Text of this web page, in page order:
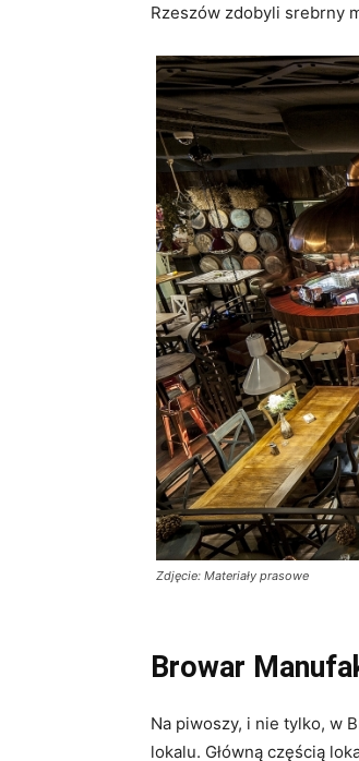
Rzeszów zdobyli srebrny
Zdjęcie: Materiały prasowe
Browar
Na piwoszy, i nie tylko, w
lokalu. Główną częścią